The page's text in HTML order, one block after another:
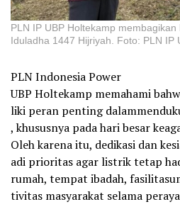
PLN IP UBP Holtekamp
Iduladha 1447 Hijriyah. Foto: PLN IP
PLN Indonesia Power
UBP Holtekamp memahami
liki peran penting
, khususnya pada hari besar
Oleh karena itu, dedikasi dan
adi prioritas agar listrik tetap
rumah, tempat ibadah,
tivitas masyarakat selama